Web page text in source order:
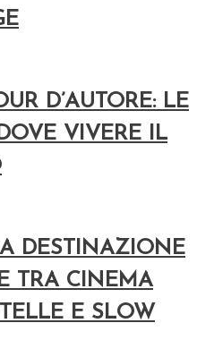
D’AUTORE: LE
VIVERE IL
DESTINAZIONE
TRA CINEMA
E SLOW